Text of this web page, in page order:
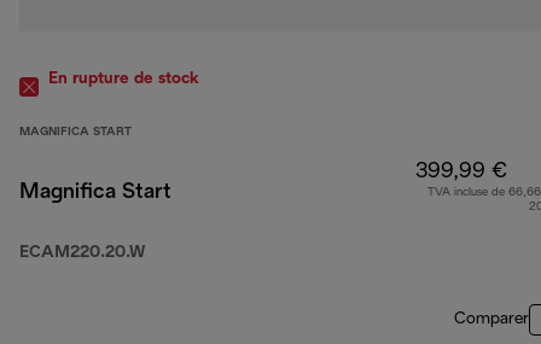
En rupture de stock
MAGNIFICA START
Magnifica Start
ECAM220.20.W
399,99 €
TVA incluse de
Comparer